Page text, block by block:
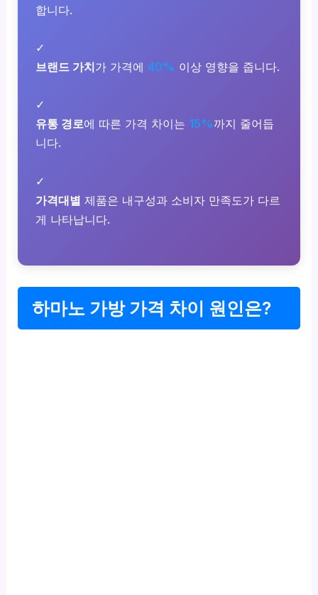
합니다.
✓
브랜드 가치가 가격에40% 이상 영향을 줍니다.
✓
유통 경로에 따른 가격 차이는 15%까지 줄어듭
니다.
✓
가격대별 제품은 내구성과 소비자 만족도가 다르
게 나타납니다.
하마노 가방 가격 차이 원인은?